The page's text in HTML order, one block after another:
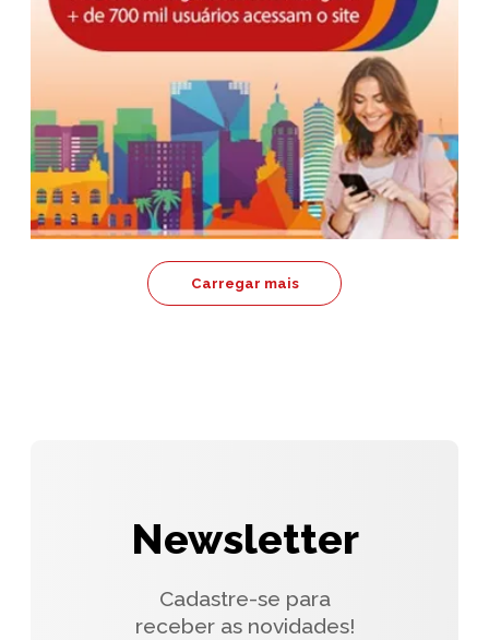
Carregar mais
Newsletter
Cadastre-se para
receber as novidades!